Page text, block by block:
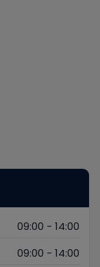
09:00 - 14:00
09:00 - 14:00